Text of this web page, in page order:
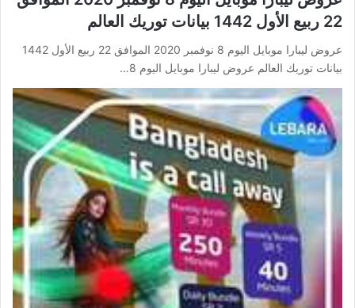
22 ربيع الأول 1442 بيانات توريك العالم
عروض ليبارا موبايل اليوم 8 نوفمبر 2020 الموافق 22 ربيع الأول 1442
بيانات توريك العالم عروض ليبارا موبايل اليوم 8…